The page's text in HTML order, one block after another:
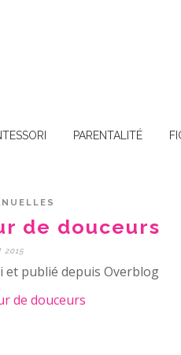
PARENTALITÉ
de douceurs
2015
et publié depuis Overblog